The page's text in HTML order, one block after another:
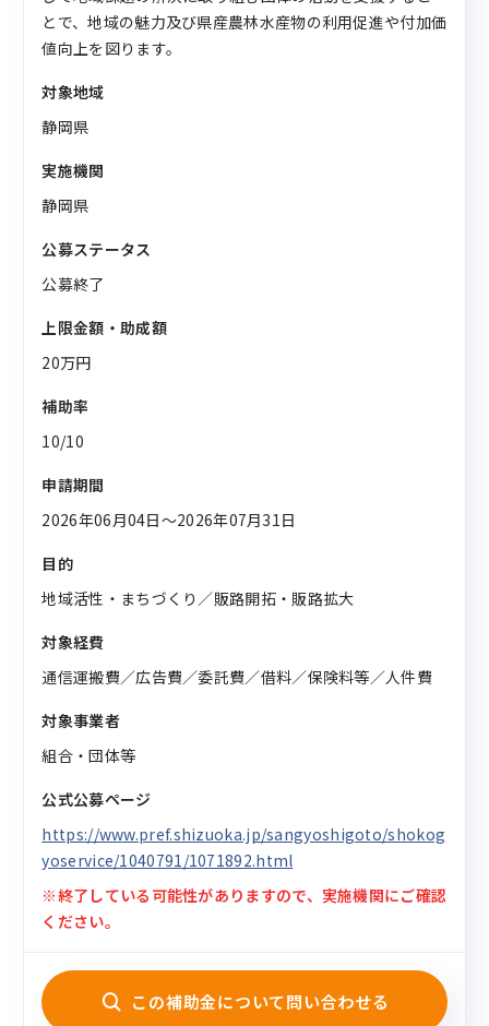
とで、地域の魅力及び県産農林水産物の利用促進や付加価
値向上を図ります。
対象地域
静岡県
実施機関
静岡県
公募ステータス
公募終了
上限金額・助成額
20万円
補助率
10/10
申請期間
2026年06月04日〜2026年07月31日
目的
地域活性・まちづくり／販路開拓・販路拡大
対象経費
通信運搬費／広告費／委託費／借料／保険料等／人件費
対象事業者
組合・団体等
公式公募ページ
https://www.pref.shizuoka.jp/sangyoshigoto/shokog
yoservice/1040791/1071892.html
※終了している可能性がありますので、実施機関にご確認
ください。
この補助金について問い合わせる